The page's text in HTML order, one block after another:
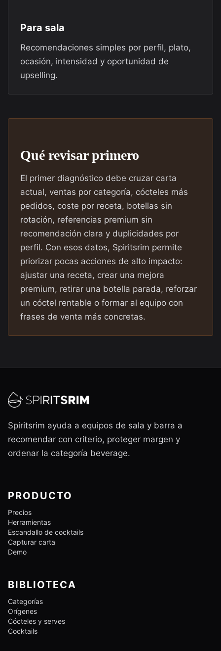
Para sala
Recomendaciones simples por perfil, plato,
ocasión, intensidad y oportunidad de
upselling.
Qué revisar primero
El primer diagnóstico debe cruzar carta
actual, ventas por categoría, cócteles más
pedidos, coste por receta, botellas sin
rotación, referencias premium sin
recomendación clara y duplicidades por
perfil. Con esos datos, Spiritsrim permite
priorizar pocas acciones de alto impacto:
ajustar una receta, crear una mejora
premium, retirar una botella parada, reforzar
un cóctel rentable o formar al equipo con
frases de venta más concretas.
Spiritsrim ayuda a equipos de sala y barra a
recomendar con criterio, proteger margen y
ordenar la categoría beverage.
PRODUCTO
Precios
Herramientas
Escandallo de cocktails
Capturar carta
Demo
BIBLIOTECA
Categorías
Orígenes
Cócteles y serves
Cocktails